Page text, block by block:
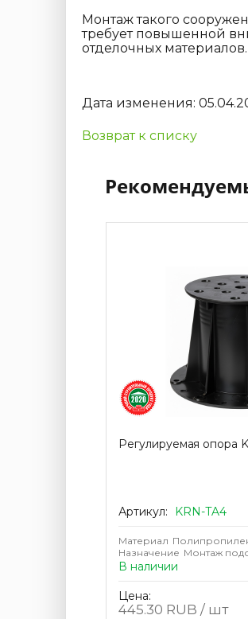
Монтаж такого
требует повышенной
отделочных материалов.
Дата изменения:
Возврат к списку
Регулируемая опора
Артикул: KRN-TA4
Материал
Назначение Монтаж
В наличии
Цена:
445.30 RUB / шт